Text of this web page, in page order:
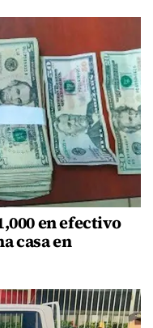
en efectivo
casa en